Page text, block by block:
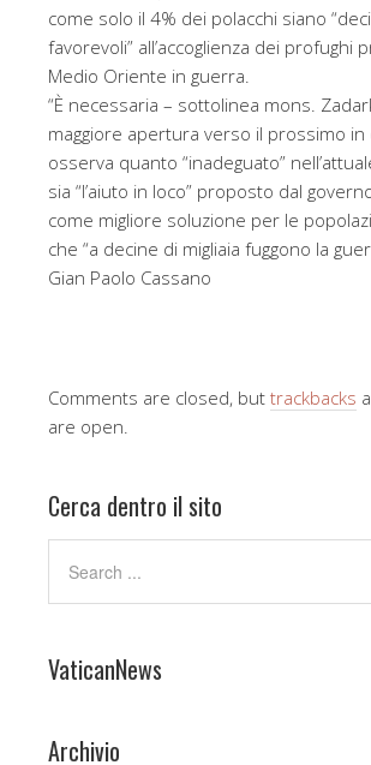
come solo il 4% dei polacchi siano
favorevoli” all’accoglienza dei profughi
Medio Oriente in guerra.
“È necessaria – sottolinea mons.
maggiore apertura verso il prossimo in
osserva quanto “inadeguato”
sia “l’aiuto in loco” proposto dal
come migliore soluzione per le
che “a decine di migliaia fuggono la
Gian Paolo Cassano
Comments are closed, but trackbacks
are open.
Cerca dentro il sito
VaticanNews
Archivio